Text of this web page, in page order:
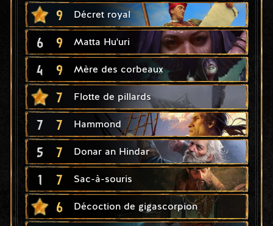
9 Décret royal
6 9 Matta Hu'uri
4 9 Mère des corbeaux
7 Flotte de pillards
7 7 Hammond
5 7 Donar an Hindar
1 7 Sac-à-souris
6 Décoction de gigascorpion